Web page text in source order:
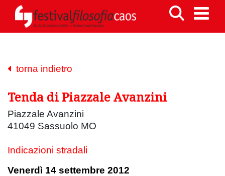
torna indietro
Tenda di Piazzale Avanzini
Piazzale Avanzini
41049 Sassuolo MO
Indicazioni stradali
Venerdì 14 settembre 2012